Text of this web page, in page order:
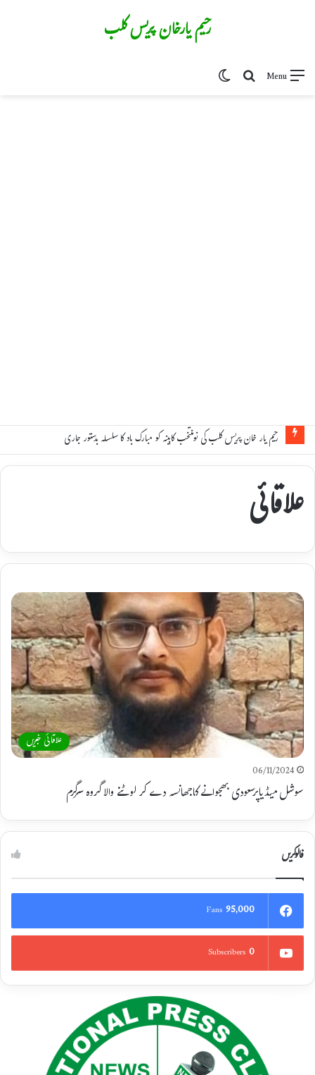
رحیم یارخان پریس کلب
Menu
Search for
رحیم یار خان پریس کلب کی نومنتخب کابینہ کو مبارک باد کا سلسلہ بدستور جاری
علاقائی
علاقائی خبریں
06/11/2024
سوشل میڈیاپرسعودی بھجوانے کاجھانسہ دے کر لوٹنے والا گروہ سرگرم
فالوکریں
95,000
Fans
0
Subscribers